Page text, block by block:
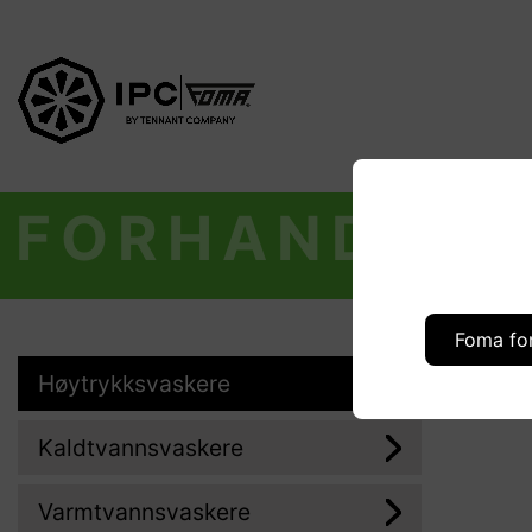
Foma
FORHANDLER
Høytrykksvaskere
Kaldtvannsvaskere
Varmtvannsvaskere